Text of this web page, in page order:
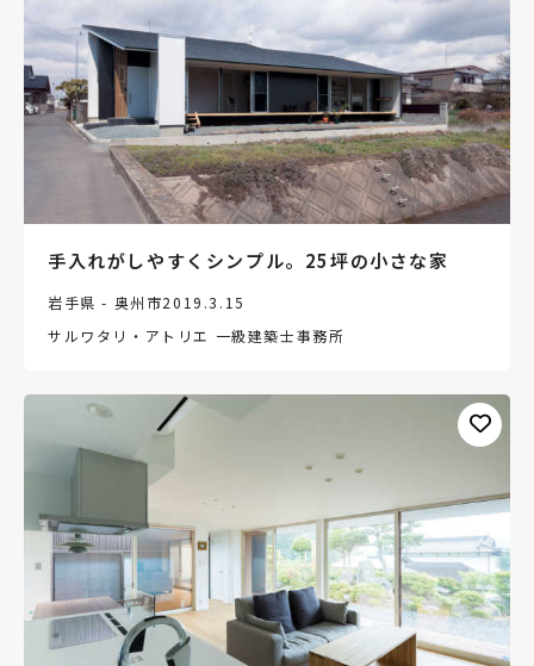
手入れがしやすくシンプル。25坪の小さな家
岩手県 - 奥州市2019.3.15
サルワタリ・アトリエ 一級建築士事務所